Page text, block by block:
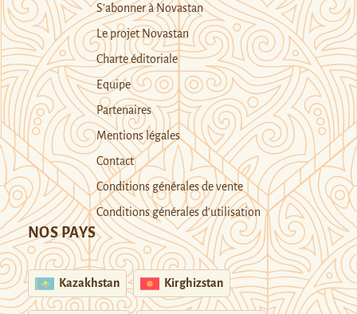
S’abonner à Novastan
Le projet Novastan
Charte éditoriale
Equipe
Partenaires
Mentions légales
Contact
Conditions générales de vente
Conditions générales d’utilisation
NOS PAYS
Kazakhstan Kirghizstan